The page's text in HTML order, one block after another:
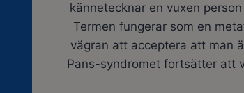
kännetecknar en vuxen
Termen fungerar som en
vägran att acceptera att man
Pans-syndromet fortsätter att